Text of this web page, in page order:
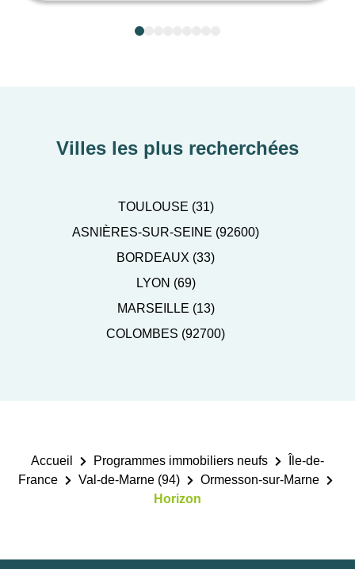
Villes les plus recherchées
TOULOUSE (31)
ASNIÈRES-SUR-SEINE (92600)
BORDEAUX (33)
LYON (69)
MARSEILLE (13)
COLOMBES (92700)
Accueil Programmes immobiliers neufs
Île-de-
France
Val-de-Marne (94)
Ormesson-sur-Marne
Horizon